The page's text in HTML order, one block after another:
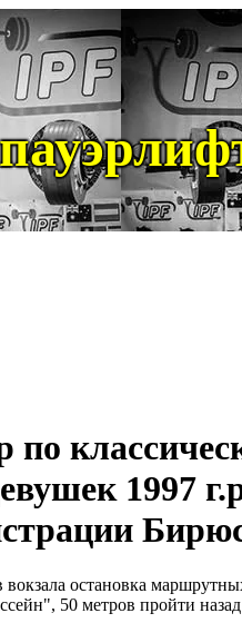
по
1997
остановка
50 метров пройти